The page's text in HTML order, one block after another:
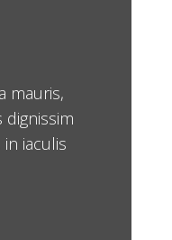
mauris,
dignissim
iaculis